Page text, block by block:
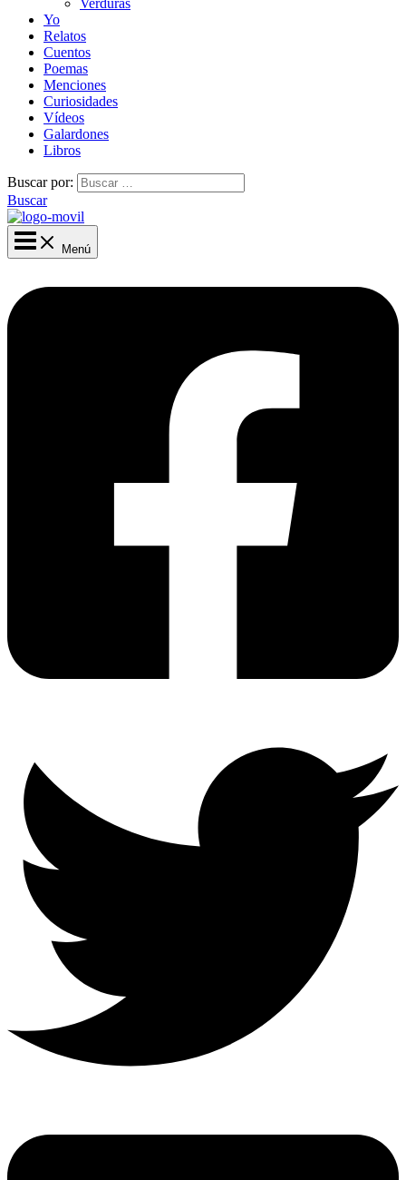
Verduras
Yo
Relatos
Cuentos
Poemas
Menciones
Curiosidades
Vídeos
Galardones
Libros
Buscar por:
Buscar
Menú